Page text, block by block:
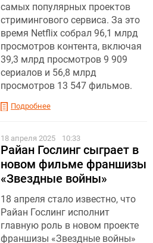
самых популярных проектов
стримингового сервиса. За это
время Netflix собрал 96,1 млрд
просмотров контента, включая
39,3 млрд просмотров 9 909
сериалов и 56,8 млрд
просмотров 13 547 фильмов.
Подробнее
18 апреля 2025 10:33
Райан Гослинг сыграет в
новом фильме франшизы
«Звездные войны»
18 апреля стало известно, что
Райан Гослинг исполнит
главную роль в новом проекте
франшизы «Звездные войны»